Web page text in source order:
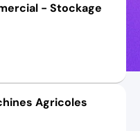
- Stockage
Agricoles